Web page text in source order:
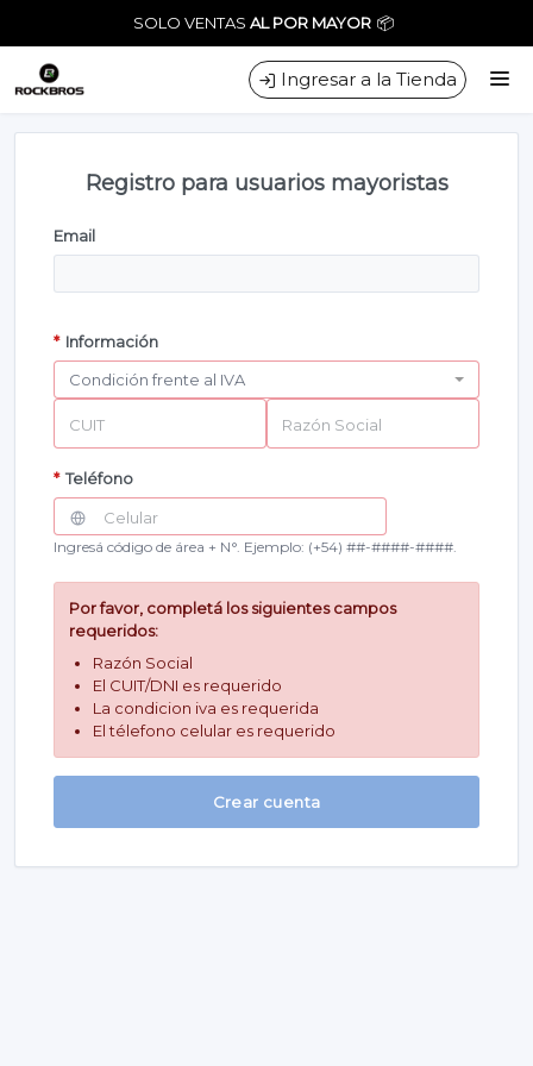
Indumentaria - Repuestos - Envíos a todo el país
SOLO VENTAS AL POR MAYOR 📦
Ingresar a la Tienda
CONTACTO
Registro para usuarios mayoristas
Email
* Información
CUIT Razón Social
* Teléfono
Celular
Ingresá código de área + N°. Ejemplo: (+54) ##-####-####.
Por favor, completá los siguientes campos
requeridos:
Razón Social
El CUIT/DNI es requerido
La condicion iva es requerida
El télefono celular es requerido
Crear cuenta